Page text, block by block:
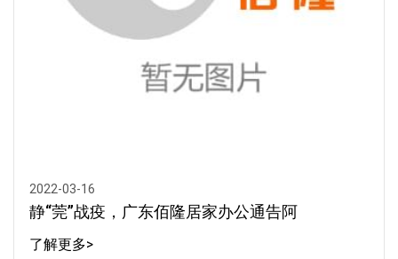
2022-03-16
静“莞”战疫，广东佰隆居家办公通告阿
了解更多>